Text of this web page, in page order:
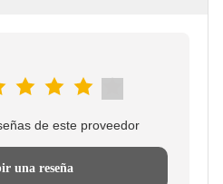
de este proveedor
una reseña